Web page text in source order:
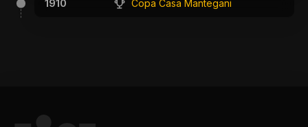
1910 Copa Casa Mantegani